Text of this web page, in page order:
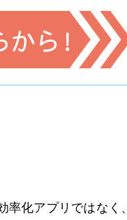
率化アプリではなく